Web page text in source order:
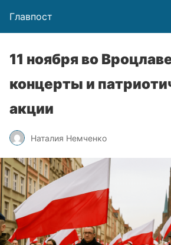
Главпост
11 ноября во
концерты и
акции
Наталия Немченко